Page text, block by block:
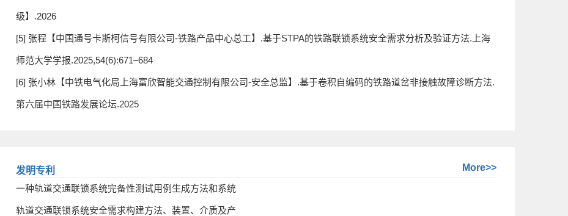
级】.2026
[5] 张程【中国通号卡斯柯信号有限公司-铁路产品中心总工】.基于STPA的铁路联锁系统安全需求分析及验证方法.上海
师范大学学报.2025,54(6):671‒684
[6] 张小林【中铁电气化局上海富欣智能交通控制有限公司-安全总监】.基于卷积自编码的铁路道岔非接触故障诊断方法.
第六届中国铁路发展论坛.2025
发明专利
More>>
一种轨道交通联锁系统完备性测试用例生成方法和系统
轨道交通联锁系统安全需求构建方法、装置、介质及产